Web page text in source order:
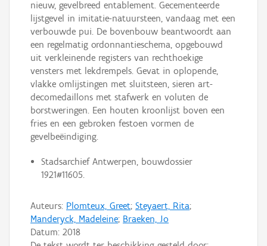
nieuw, gevelbreed entablement. Gecementeerde
lijstgevel in imitatie-natuursteen, vandaag met een
verbouwde pui. De bovenbouw beantwoordt aan
een regelmatig ordonnantieschema, opgebouwd
uit verkleinende registers van rechthoekige
vensters met lekdrempels. Gevat in oplopende,
vlakke omlijstingen met sluitsteen, sieren art-
decomedaillons met stafwerk en voluten de
borstweringen. Een houten kroonlijst boven een
fries en een gebroken festoen vormen de
gevelbeëindiging.
Stadsarchief Antwerpen, bouwdossier
1921#11605.
Auteurs: Plomteux, Greet; Steyaert, Rita;
Manderyck, Madeleine; Braeken, Jo
Datum: 2018